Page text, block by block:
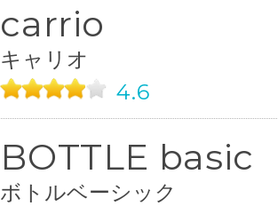
carrio
キャリオ
4.6
BOTTLE basic
ボトルベーシック